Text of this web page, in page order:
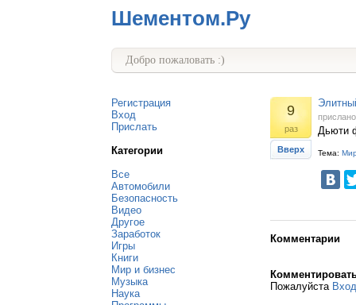
Шементом.Ру
Добро пожаловать :)
Регистрация
Вход
Прислать
Категории
Все
Автомобили
Безопасность
Видео
Другое
Заработок
Игры
Книги
Мир и бизнес
Музыка
Наука
9
раз
Вверх
Дьюти
Тема:
Комментарии
Пожалуйста Вход